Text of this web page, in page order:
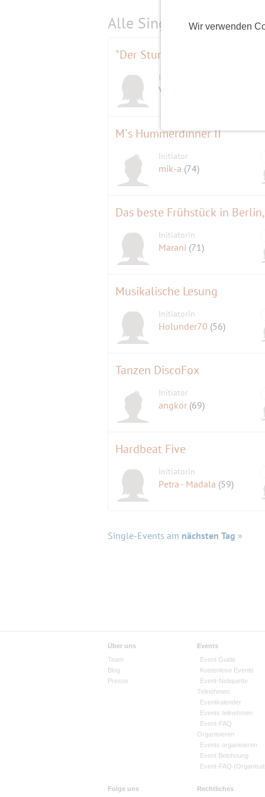
Wir verwenden
Alle Single-Events am
Initiatorin
Virtuella
M´s Hummerdinner II
Initiator
mik-a (74)
Das beste Frühstück in
Initiatorin
Marani (71)
Musikalische Lesung
Initiatorin
Holunder70 (56)
Tanzen DiscoFox
Initiator
angkor (69)
Hardbeat Five
Initiatorin
Petra - Madala (59)
Single-Events am nächsten Tag »
Über uns
Team
Blog
Presse
Events
Event Guide
Kostenlose Events
Event-Netiquette
Teilnehmen
Eventkalender
Events teilnehmen
Event-FAQ
Organisieren
Events organisieren
Event Belohnung
Event-FAQ
Folge uns Rechtliches